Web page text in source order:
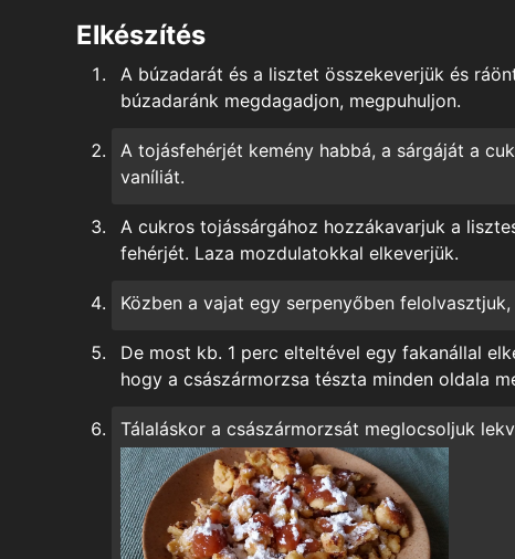
Elkészítés
A búzadarát és a lisztet összekeverjük és
búzadaránk megdagadjon, megpuhuljon.
A tojásfehérjét kemény habbá, a sárgáját a
vaníliát.
A cukros tojássárgához hozzákavarjuk a
fehérjét. Laza mozdulatokkal elkeverjük.
Közben a vajat egy serpenyőben
De most kb. 1 perc elteltével egy fakanállal
hogy a császármorzsa tészta minden oldala
Tálaláskor a császármorzsát meglocsoljuk